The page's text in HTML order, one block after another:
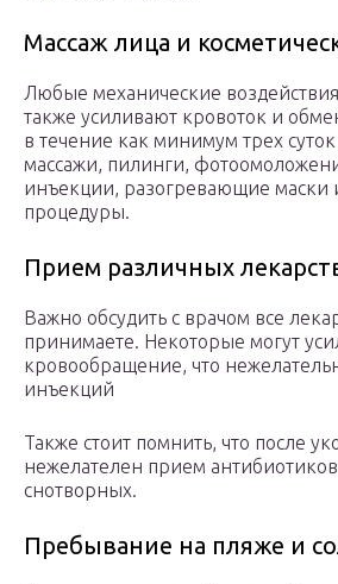
Массаж лица и
Любые механические
также усиливают кровоток и
в течение как минимум трех
массажи, пилинги,
инъекции, разогревающие маски
процедуры.
Прием различных
Важно обсудить с врачом все
принимаете. Некоторые могут
кровообращение, что
инъекций
Также стоит помнить, что после
нежелателен прием
снотворных.
Пребывание на пляже и